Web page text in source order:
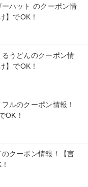
ーハット のクーポン情
】でOK！
るうどんのクーポン情
】でOK！
ルのクーポン情報！
OK！
のクーポン情報！【言